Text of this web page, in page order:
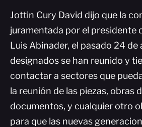
Jottin Cury David dijo que la
juramentada por el presidente
Luis Abinader, el pasado 24 de
designados se han reunido y
contactar a sectores que
la reunión de las piezas, obras
documentos, y cualquier otro
para que las nuevas